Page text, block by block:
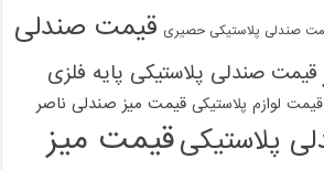
صندلی پلاستیکی حصیری قیمت صندلی
قیمت صندلی پلاستیکی پایه فلزی
قیمت لوازم پلاستیکی قیمت میز صندلی ناصر
پلاستیکیقیمت میز